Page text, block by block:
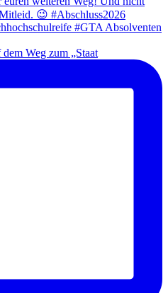
Weg zum „Staat